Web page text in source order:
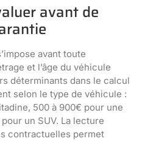
avant de
avant toute
et l’âge du véhicule
déterminants dans le calcul
selon le type de véhicule :
500 à 900€ pour une
un SUV. La lecture
contractuelles permet